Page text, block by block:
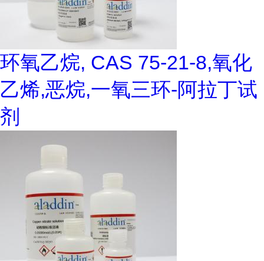
环氧乙烷, CAS 75-21-8,氧化
乙烯,恶烷,一氧三环-阿拉丁试
剂